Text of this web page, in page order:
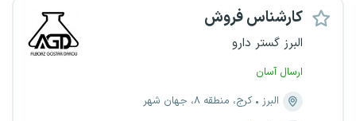
کارشناس فروش
البرز گستر دارو
ارسال آسان
البرز
کرج، منطقه ۸، جهان شهر